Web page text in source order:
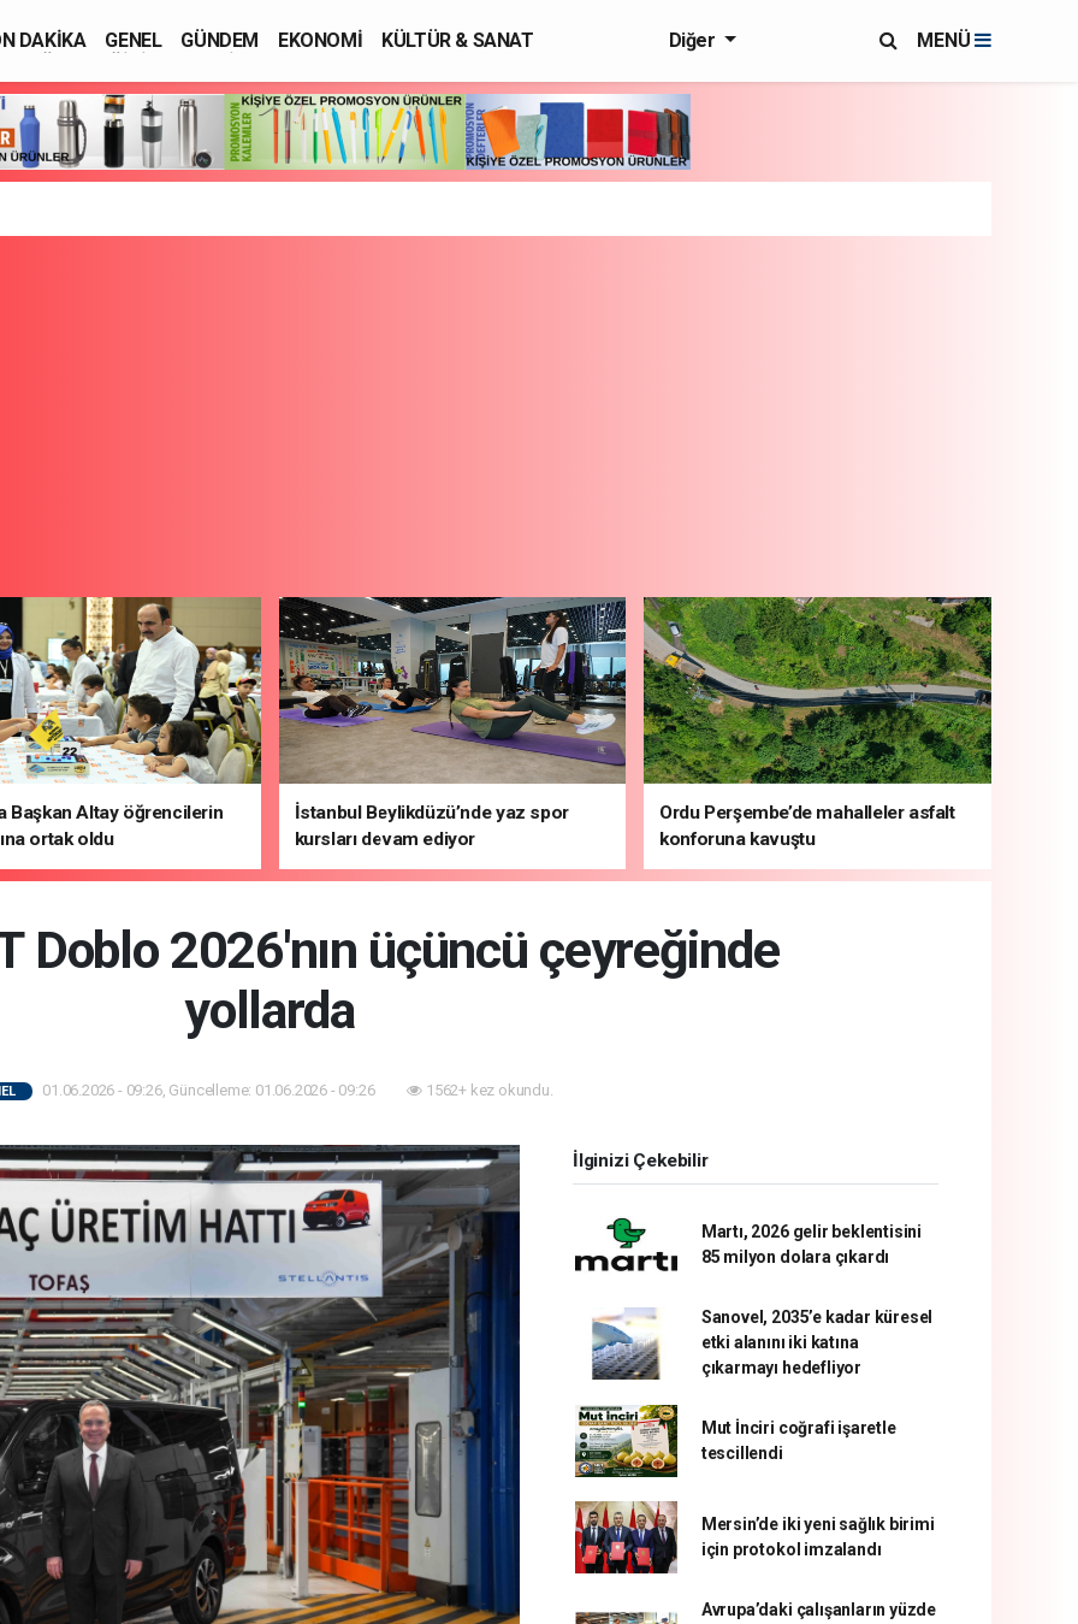
DAKİKA GENEL GÜNDEM EKONOMİ
KÜLTÜR & SANAT
Diğer MENÜ
Başkan Altay öğrencilerin
ortak oldu
İstanbul Beylikdüzü’nde yaz spor
kursları devam ediyor
Ordu Perşembe’de mahalleler asfalt
konforuna kavuştu
Doblo 2026'nın üçüncü çeyreğinde
yollarda
01.06.2026 - 09:26, Güncelleme: 01.06.2026 - 09:26 1562+ kez okundu.
İlginizi Çekebilir
Martı, 2026 gelir beklentisini
85 milyon dolara çıkardı
Sanovel, 2035’e kadar küresel
etki alanını iki katına
çıkarmayı hedefliyor
Mut İnciri coğrafi işaretle
tescillendi
Mersin’de iki yeni sağlık birimi
için protokol imzalandı
Avrupa’daki çalışanların yüzde